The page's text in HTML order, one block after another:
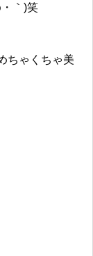
｀)笑
ちゃくちゃ美